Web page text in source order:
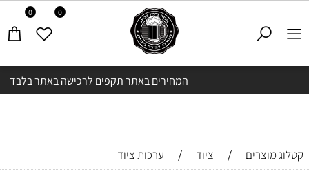
המחירים באתר תקפים לרכישה באתר בלבד
0 0
קטלוג מוצרים / ציוד / ערכות ציוד